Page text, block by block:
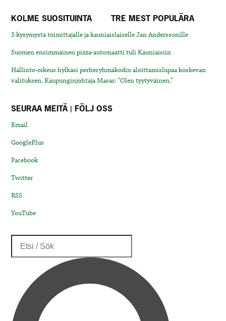
KOLME SUOSITUINTA TRE MEST POPULÄRA
5 kysymystä toimittajalle ja kauniaislaiselle Jan Anderssonille
Suomen ensimmäinen pizza-automaatti tuli Kauniaisiin
Hallinto-oikeus hylkäsi perheryhmäkodin aloittamislupaa koskevan
valituksen. Kaupunginjohtaja Masar: “Olen tyytyväinen.”
SEURAA MEITÄ | FÖLJ OSS
Email
GooglePlus
Facebook
Twitter
RSS
YouTube